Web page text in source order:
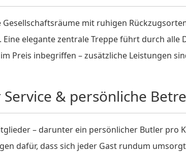
mit ruhigen
elegante zentrale Treppe führt durch alle
Preis inbegriffen – zusätzliche Leistungen
& persönliche
– darunter ein persönlicher Butler pro
dafür, dass sich jeder Gast rundum